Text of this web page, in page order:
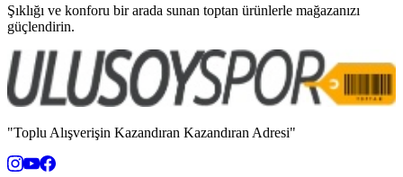
Şıklığı ve konforu bir arada sunan toptan ürünlerle mağazanızı
güçlendirin.
"Toplu Alışverişin Kazandıran Kazandıran Adresi"